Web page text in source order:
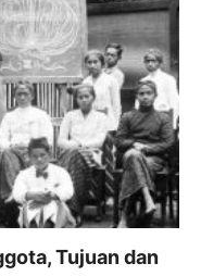
Tujuan dan